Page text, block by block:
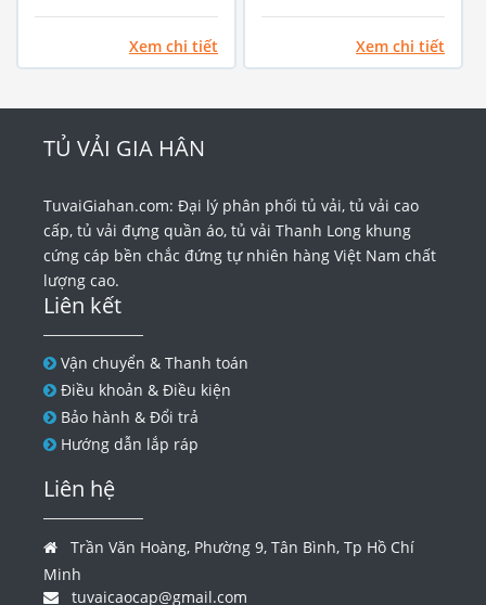
Xem chi tiết
Xem chi tiết
TỦ VẢI GIA HÂN
TuvaiGiahan.com: Đại lý phân phối tủ vải, tủ vải cao
cấp, tủ vải đựng quần áo, tủ vải Thanh Long khung
cứng cáp bền chắc đứng tự nhiên hàng Việt Nam chất
lượng cao.
Liên kết
Vận chuyển & Thanh toán
Điều khoản & Điều kiện
Bảo hành & Đổi trả
Hướng dẫn lắp ráp
Liên hệ
Trần Văn Hoàng, Phường 9, Tân Bình, Tp Hồ Chí
Minh
tuvaicaocap@gmail.com